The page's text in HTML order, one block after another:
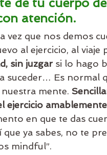
atención.
vez que nos demos
al ejercicio, al
sin juzgar si lo hago
suceder… Es normal
mente.
ejercicio
en que te das
que ya sabes, no te
mindful”.